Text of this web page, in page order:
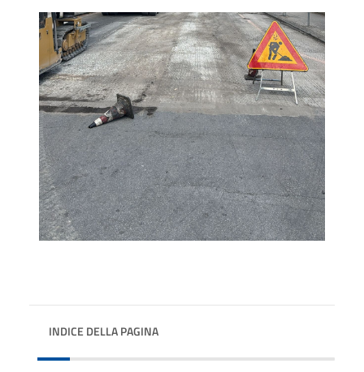
INDICE DELLA PAGINA